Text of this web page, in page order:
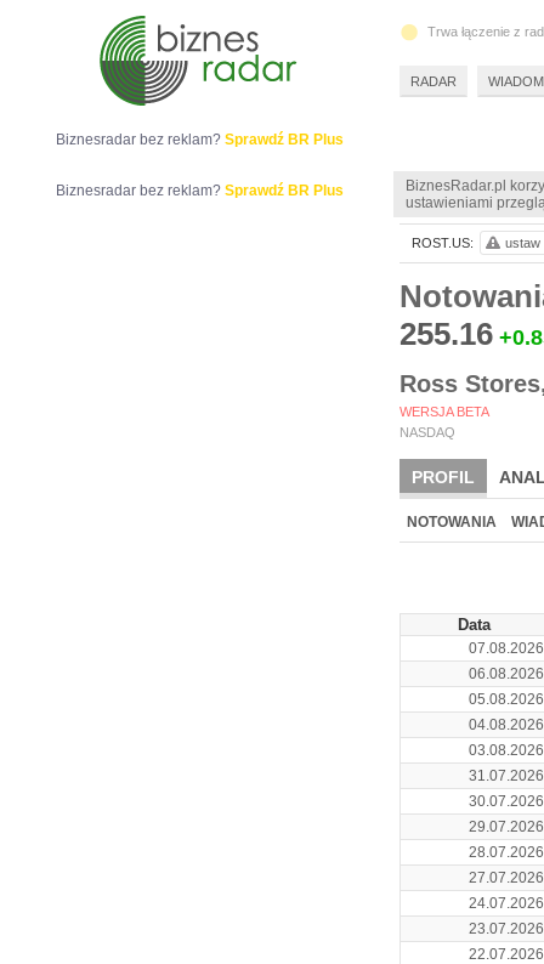
BiznesRadar.pl
ustawieniami
255.16
Ross
WERSJA BETA
NASDAQ
PROFIL
NOTOWANIA
Data
07.08.2026
06.08.2026
05.08.2026
04.08.2026
03.08.2026
31.07.2026
30.07.2026
29.07.2026
28.07.2026
27.07.2026
24.07.2026
23.07.2026
22.07.2026
ROST.US: ustaw
Biznesradar bez reklam? Sprawdź BR Plus
Biznesradar bez reklam? Sprawdź BR Plus
Trwa łączenie z
RADAR